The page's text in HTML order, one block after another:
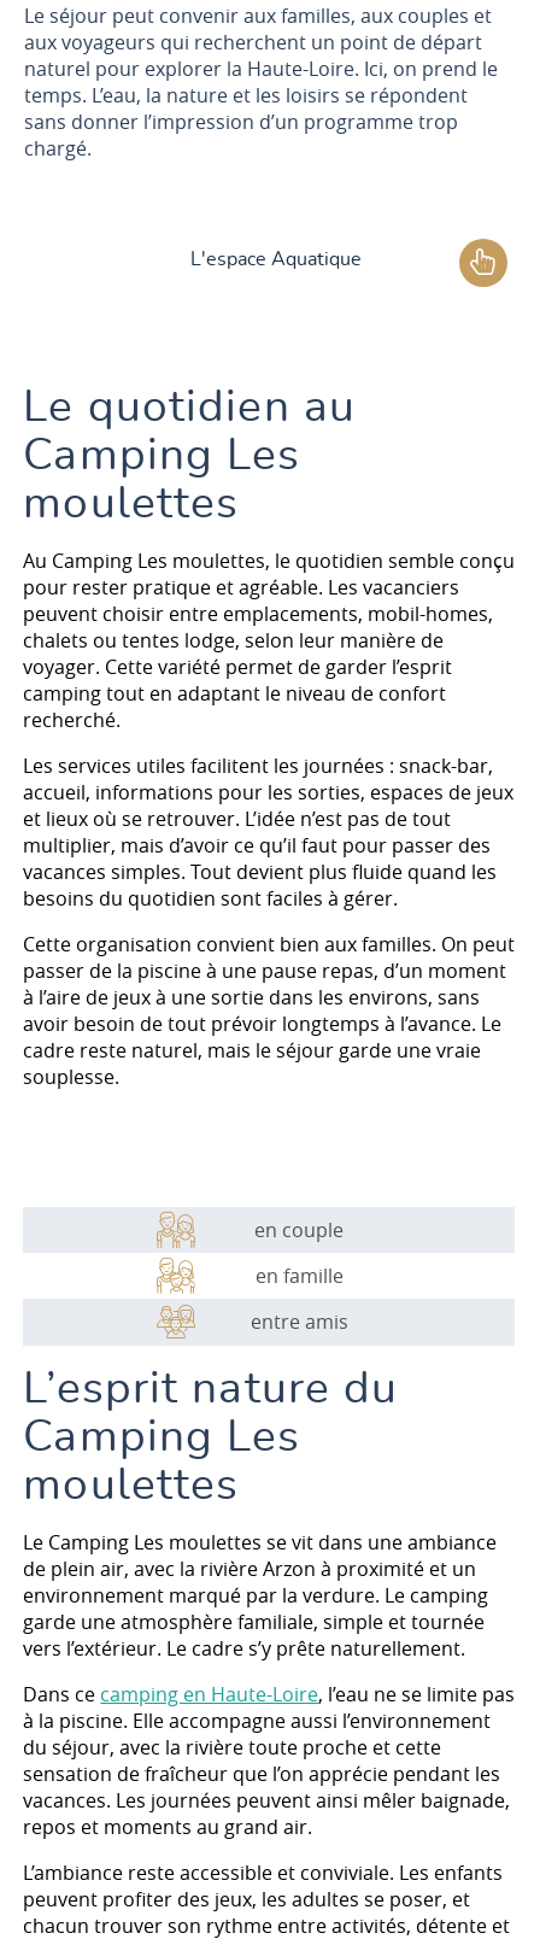
Le séjour peut convenir aux familles, aux couples et
aux voyageurs qui recherchent un point de départ
naturel pour explorer la Haute-Loire. Ici, on prend le
temps. L’eau, la nature et les loisirs se répondent
sans donner l’impression d’un programme trop
chargé.
L'espace Aquatique
Les activités
Les infos pratiques
Le quotidien au
Camping Les
moulettes
Au Camping Les moulettes, le quotidien semble conçu
pour rester pratique et agréable. Les vacanciers
peuvent choisir entre emplacements, mobil-homes,
chalets ou tentes lodge, selon leur manière de
voyager. Cette variété permet de garder l’esprit
camping tout en adaptant le niveau de confort
recherché.
Les services utiles facilitent les journées : snack-bar,
accueil, informations pour les sorties, espaces de jeux
et lieux où se retrouver. L’idée n’est pas de tout
multiplier, mais d’avoir ce qu’il faut pour passer des
vacances simples. Tout devient plus fluide quand les
besoins du quotidien sont faciles à gérer.
Cette organisation convient bien aux familles. On peut
passer de la piscine à une pause repas, d’un moment
à l’aire de jeux à une sortie dans les environs, sans
avoir besoin de tout prévoir longtemps à l’avance. Le
cadre reste naturel, mais le séjour garde une vraie
souplesse.
en couple
en famille
entre amis
L’esprit nature du
Camping Les
moulettes
Le Camping Les moulettes se vit dans une ambiance
de plein air, avec la rivière Arzon à proximité et un
environnement marqué par la verdure. Le camping
garde une atmosphère familiale, simple et tournée
vers l’extérieur. Le cadre s’y prête naturellement.
Dans ce camping en Haute-Loire, l’eau ne se limite pas
à la piscine. Elle accompagne aussi l’environnement
du séjour, avec la rivière toute proche et cette
sensation de fraîcheur que l’on apprécie pendant les
vacances. Les journées peuvent ainsi mêler baignade,
repos et moments au grand air.
L’ambiance reste accessible et conviviale. Les enfants
peuvent profiter des jeux, les adultes se poser, et
chacun trouver son rythme entre activités, détente et